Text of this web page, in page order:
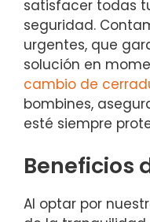
satisfacer todas
seguridad.
urgentes, que
solución en
cambio de
bombines,
esté siempre
Beneficios
Al optar por